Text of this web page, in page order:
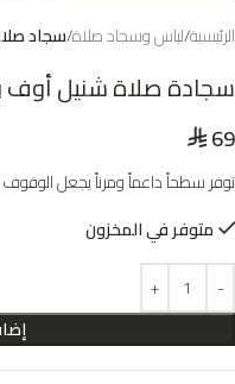
الرئيسية لباس وسجاد صلاة سجاد
سجادة صلاة شنيل أوف
⃁69
توفر سطحاً داعماً ومرناً يجعل الوقوف
متوفر في المخزون